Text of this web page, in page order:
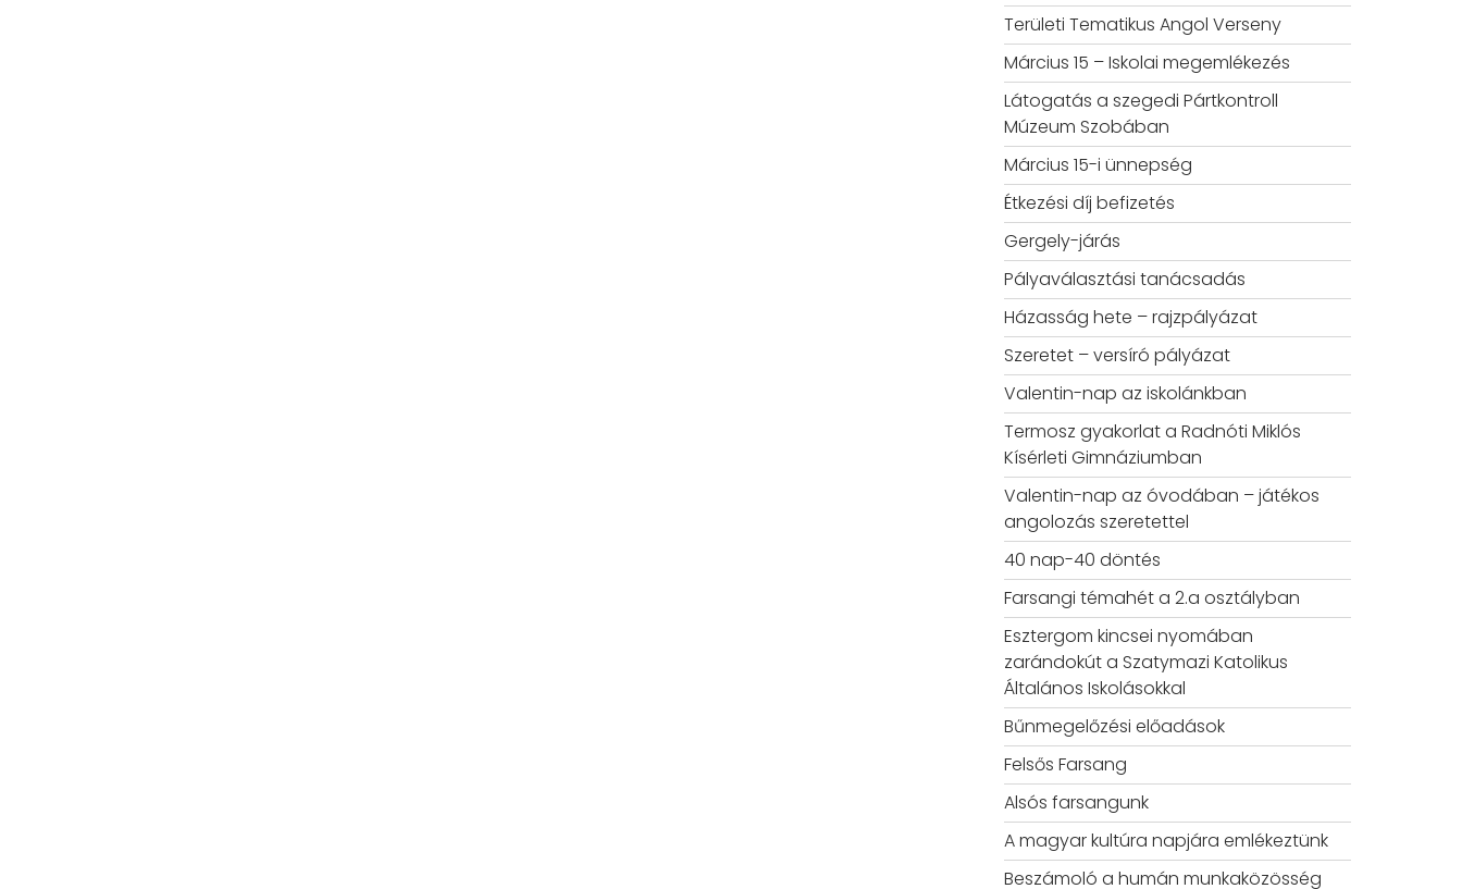
Területi Tematikus Angol Verseny
Március 15 – Iskolai megemlékezés
Látogatás a szegedi Pártkontroll
Múzeum Szobában
Március 15-i ünnepség
Étkezési díj befizetés
Gergely-járás
Pályaválasztási tanácsadás
Házasság hete – rajzpályázat
Szeretet – versíró pályázat
Valentin-nap az iskolánkban
Termosz gyakorlat a Radnóti Miklós
Kísérleti Gimnáziumban
Valentin-nap az óvodában – játékos
angolozás szeretettel
40 nap-40 döntés
Farsangi témahét a 2.a osztályban
Esztergom kincsei nyomában
zarándokút a Szatymazi Katolikus
Általános Iskolásokkal
Bűnmegelőzési előadások
Felsős Farsang
Alsós farsangunk
A magyar kultúra napjára emlékeztünk
Beszámoló a humán munkaközösség